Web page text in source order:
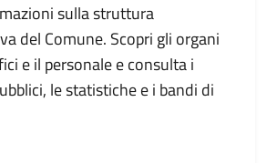
sulla struttura
del Comune. Scopri gli organi
e il personale e consulta i
le statistiche e i bandi di